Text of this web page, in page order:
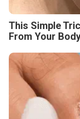
This Simple
From Your